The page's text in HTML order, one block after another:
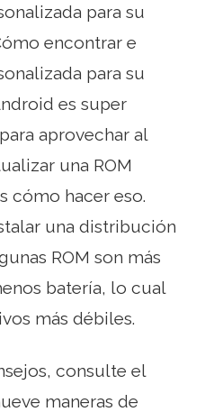
para su
encontrar e
para su
es super
aprovechar al
una ROM
cómo hacer eso.
una distribución
ROM son más
batería, lo cual
más débiles.
consulte el
maneras de